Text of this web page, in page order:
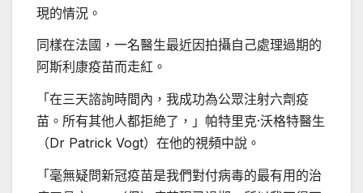
現的情況。
同樣在法國，一名醫生最近因拍攝自己處理過期的
阿斯利康疫苗而走紅。
「在三天諮詢時間內，我成功為公眾注射六劑疫
苗。所有其他人都拒絶了，」帕特里克·沃格特醫生
（Dr Patrick Vogt）在他的視頻中說。
「毫無疑問新冠疫苗是我們對付病毒的最有用的治